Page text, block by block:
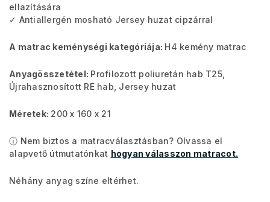
ellazítására
✓ Antiallergén mosható Jersey huzat cipzárral
A matrac keménységi kategóriája: H4 kemény matrac
Anyagösszetétel: Profilozott poliuretán hab T25,
Újrahasznosított RE hab, Jersey huzat
Méretek: 200 x 160 x 21
ⓘ Nem biztos a matracválasztásban? Olvassa el
alapvető útmutatónkat hogyan válasszon matracot.
Néhány anyag színe eltérhet.